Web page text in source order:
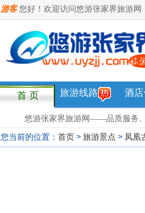
游客您好！欢迎访问悠游张家界旅游网
首 页
悠游张家界旅游网——品质服务、
旅游线路 酒
您当前的位置： 首页 > 旅游景点 > 凤凰